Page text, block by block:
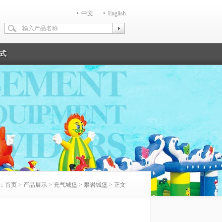
• English
• 中文
输入产品名称…
首页> 产品展示> 充气城堡 > 攀岩城堡 > 正文